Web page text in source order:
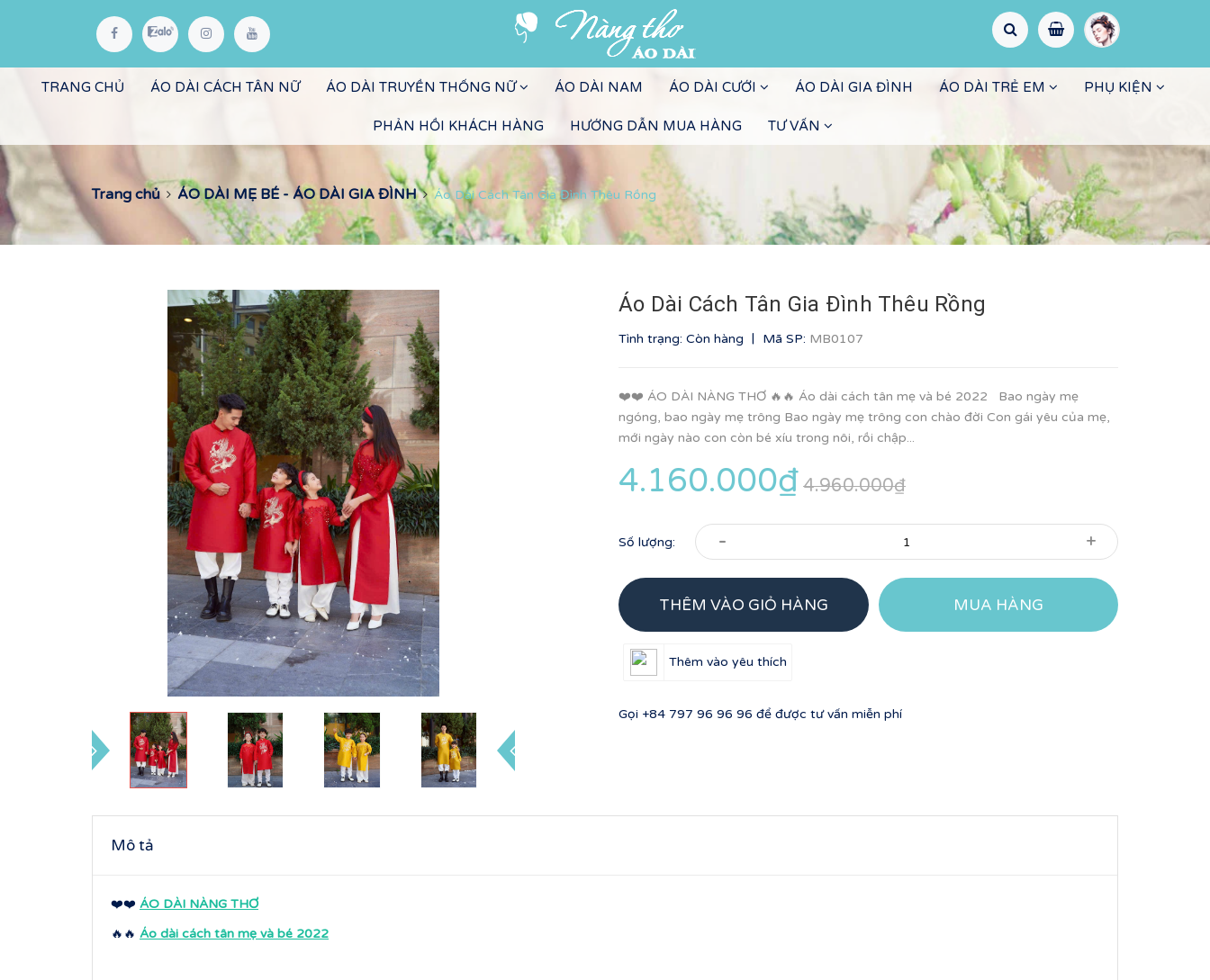
TRANG CHỦ ÁO DÀI CÁCH TÂN NỮ ÁO DÀI TRUYỀN THỐNG NỮ ÁO DÀI NAM ÁO DÀI CƯỚI ÁO DÀI GIA ĐÌNH ÁO DÀI TRẺ EM PHỤ KIỆN
PHẢN HỒI KHÁCH HÀNG HƯỚNG DẪN MUA HÀNG TƯ VẤN
Trang chủ ÁO DÀI MẸ BÉ - ÁO DÀI GIA ĐÌNH Áo Dài Cách Tân Gia Đình Thêu Rồng
Áo Dài Cách Tân Gia Đình Thêu Rồng
Tình trạng: Còn hàng | Mã SP: MB0107
❤️❤️ ÁO DÀI NÀNG THƠ 🔥🔥 Áo dài cách tân mẹ và bé 2022 Bao ngày mẹ
ngóng, bao ngày mẹ trông Bao ngày mẹ trông con chào đời Con gái yêu của mẹ,
mới ngày nào con còn bé xíu trong nôi, rồi chập...
4.160.000₫ 4.960.000₫
Số lượng: - +
THÊM VÀO GIỎ HÀNG MUA HÀNG
Thêm vào yêu thích
Gọi +84 797 96 96 96 để được tư vấn miễn phí
Mô tả
❤️❤️ ÁO DÀI NÀNG THƠ
🔥🔥 Áo dài cách tân mẹ và bé 2022